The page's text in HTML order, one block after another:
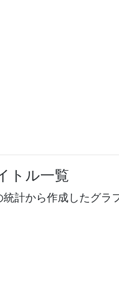
トル一覧
計から作成したグラ